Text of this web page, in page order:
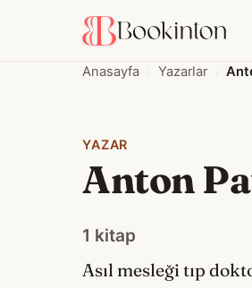
Anasayfa Yazarlar
YAZAR
Anton
1 kitap
Asıl mesleği tıp